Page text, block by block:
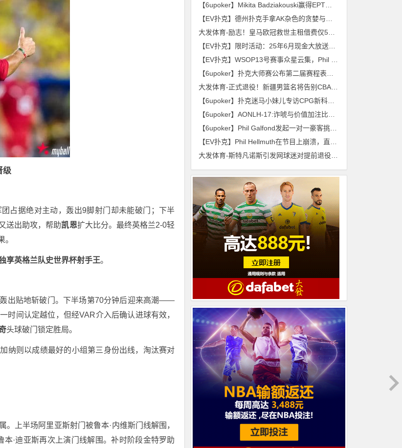
级
占据绝对主动，轰出9脚射门却未能破门；下半
送出助攻，帮助凯恩扩大比分。最终英格兰2-0轻
。
享英格兰队史世界杯射手王。
出贴地斩破门。下半场第70分钟后迎来高潮——
时间认定越位，但经VAR介入后确认进球有效，
头球破门锁定胜局。
纳则以成绩最好的小组第三身份出线，淘汰赛对
上半场阿里亚斯射门被鲁本·内维斯门线解围，
·迪亚斯再次上演门线解围。补时阶段金特罗助
【6upoker】Mikita Badziakouski赢得EPT冠军头衔
大发体育-励志！皇马欧冠救世主租借费仅50万欧，大发助力你的致富之路！
【EV扑克】限时活动：25年6月现金大放送狂撒1,200万美金！
大发体育-正式退役！新疆男篮名将告别CBA赛场，大发助力你的致富之路！
【6upoker】扑克迷马小妹儿专访CPG新科冠军——林蔚！
【6upoker】Phil Galfond发起一对一豪客挑战赛
大发体育-斯特凡诺斯引发网球迷对提前退役的猜测，大发助力你的致富之路！